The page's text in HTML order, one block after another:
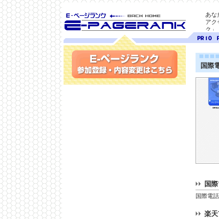
SEO対策に E-ページ
ランク
あな
アク
ク」
ランク
10
9
国際
国
国際電
楽
参加登録(無料)・内容変更